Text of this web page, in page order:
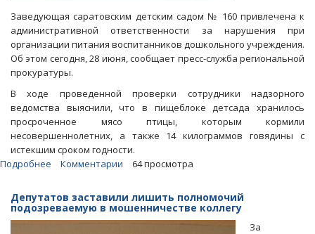
Заведующая саратовским детским садом № 160 привлечена к
административной ответственности за нарушения при
организации питания воспитанников дошкольного учреждения.
Об этом сегодня, 28 июня, сообщает пресс-служба региональной
прокуратуры.
В ходе проведенной проверки сотрудники надзорного
ведомства выяснили, что в пищеблоке детсада хранилось
просроченное мясо птицы, которым кормили
несовершеннолетних, а также 14 килограммов говядины с
истекшим сроком годности.
Подробнее
саду
Ленинского
Комментарии 64 просмотра
Депутатов заставили лишить полномочий
подозреваемую в мошенничестве коллегу
За